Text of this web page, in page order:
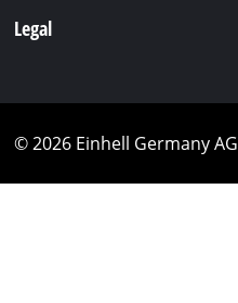
Legal
© 2026 Einhell Germany AG